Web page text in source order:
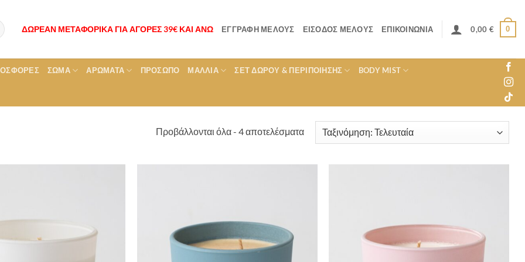
ΔΩΡΕΑΝ ΜΕΤΑΦΟΡΙΚΑ ΓΙΑ ΑΓΟΡΕΣ 39€ ΚΑΙ ΑΝΩ ΕΓΓΡΑΦΉ ΜΈΛΟΥΣ ΕΊΣΟΔΟΣ ΜΈΛΟΥΣ ΕΠΙΚΟΙΝΩΝΊΑ 0,00 € 0
ΣΏΜΑ ΑΡΏΜΑΤΑ ΠΡΌΣΩΠΟ ΜΑΛΛΙΆ ΣΕΤ ΔΏΡΟΥ & ΠΕΡΙΠΟΊΗΣΗΣ BODY MIST
Προβάλλονται όλα - 4 αποτελέσματαSorted